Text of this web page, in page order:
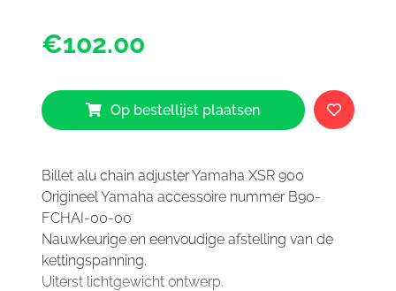
€102.00
Op bestellijst plaatsen
Billet alu chain adjuster Yamaha XSR 900
Origineel Yamaha accessoire nummer B90-
FCHAI-00-00
Nauwkeurige en eenvoudige afstelling van de
kettingspanning.
Uiterst lichtgewicht ontwerp.